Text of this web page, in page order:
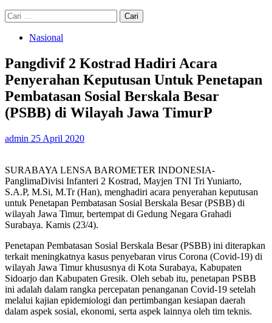
Cari
untuk:
Nasional
Pangdivif 2 Kostrad Hadiri Acara
Penyerahan Keputusan Untuk Penetapan
Pembatasan Sosial Berskala Besar
(PSBB) di Wilayah Jawa TimurP
admin 25 April 2020
SURABAYA LENSA BAROMETER INDONESIA-
PanglimaDivisi Infanteri 2 Kostrad, Mayjen TNI Tri Yuniarto,
S.A.P, M.Si, M.Tr (Han), menghadiri acara penyerahan keputusan
untuk Penetapan Pembatasan Sosial Berskala Besar (PSBB) di
wilayah Jawa Timur, bertempat di Gedung Negara Grahadi
Surabaya. Kamis (23/4).
Penetapan Pembatasan Sosial Berskala Besar (PSBB) ini diterapkan
terkait meningkatnya kasus penyebaran virus Corona (Covid-19) di
wilayah Jawa Timur khususnya di Kota Surabaya, Kabupaten
Sidoarjo dan Kabupaten Gresik. Oleh sebab itu, penetapan PSBB
ini adalah dalam rangka percepatan penanganan Covid-19 setelah
melalui kajian epidemiologi dan pertimbangan kesiapan daerah
dalam aspek sosial, ekonomi, serta aspek lainnya oleh tim teknis.